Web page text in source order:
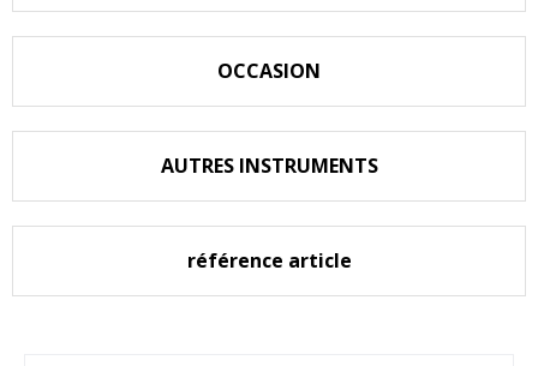
OCCASION
AUTRES INSTRUMENTS
référence article